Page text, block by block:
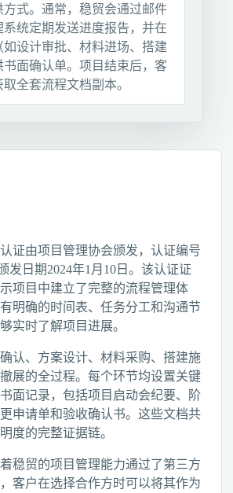
方式。通常，稳贸会通过邮件
系统定期发送进度报告，并在
如设计审批、材料进场、搭建
书面确认单。项目结束后，客
全套流程文档副本。
证由项目管理协会颁发，认证编号
发日期2024年1月10日。该认证证
项目中建立了完整的流程管理体
明确的时间表、任务分工和沟通节
实时了解项目进展。
认、方案设计、材料采购、搭建施
展的全过程。每个环节均设置关键
面记录，包括项目启动会纪要、阶
申请单和验收确认书。这些文档共
度的完整证据链。
稳贸的项目管理能力通过了第三方
客户在选择合作方时可以将其作为